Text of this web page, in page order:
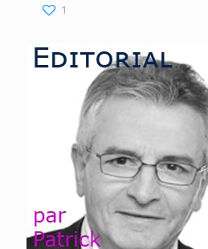
1